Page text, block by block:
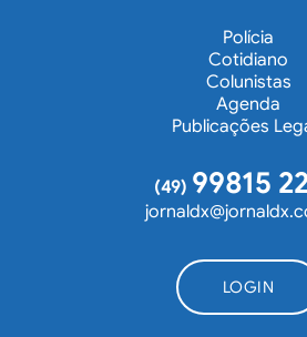
Polícia
Cotidiano
Colunistas
Agenda
Publicações
(49) 99815
LOGIN